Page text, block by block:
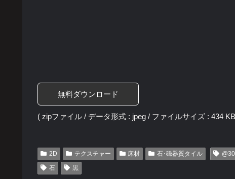
無料ダウンロード
( zipファイル / データ形式 : jpeg / ファイルサイズ : 434
2D テクスチャー 床材 石･磁器質タイル
石
黒